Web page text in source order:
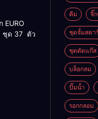
ดงแท้
EURO
ชุด 37 ตัว
คีม จิ๊
ชุดจั้มสตา
ชุดตัดแก๊ส
บล็อกลม
ปั๊มน้ำ
รอกกลอม